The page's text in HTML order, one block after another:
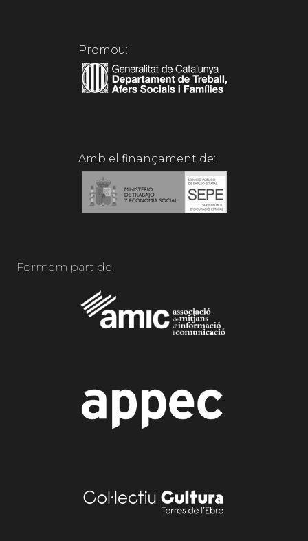
Promou:
Amb el finançament de:
Formem part de: